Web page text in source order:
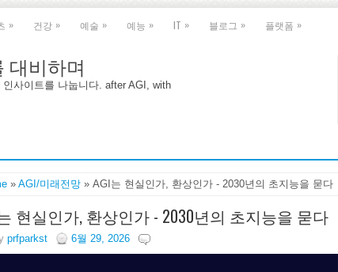
» 건강 » 예술 » 예능 » IT » 블로그 » 플랫폼 »
대비하며
사이트를 나눕니다. after AGI, with
» AGI/미래전망 » AGI는 현실인가, 환상인가 - 2030년의 초지능을 묻다
현실인가, 환상인가 - 2030년의 초지능을 묻다
prfparkst 6월 29, 2026